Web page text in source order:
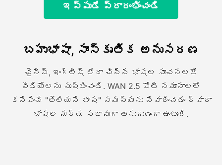
ఇప్పుడే ప్రారంభించండి
బహుభాషా, సాంస్కృతిక అనుసరణ
చైనీస్, ఇంగ్లీష్ లేదా చిన్న భాషల సూచనలతో
వీడియోలను సృష్టించండి. WAN 2.5 పోటీ నమూనాలలో
కనిపించే "తెలియని భాష" సమస్యను నివారించడం ద్వారా
భాషల మధ్య సజావుగా అనుగుణంగా ఉంటుంది.